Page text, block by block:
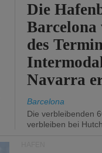
Die
des
Navarra
Barcelona
Die verbleibenden
verbleiben bei